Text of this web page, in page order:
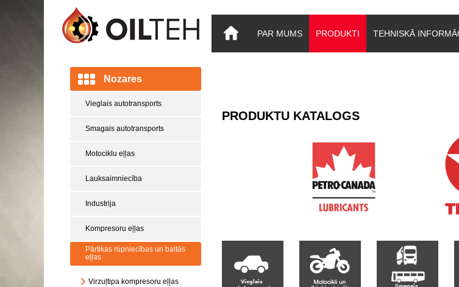
PAR MUMS PRODUKTI TEHNISKĀ
Nozares
Vieglais autotransports
Smagais autotransports
Motociklu eļļas
Lauksaimniecība
Industrija
Kompresoru eļļas
Pārtikas rūpniecības un baltās
eļļas
Virzuļtipa kompresoru eļļas
PRODUKTU KATALOGS